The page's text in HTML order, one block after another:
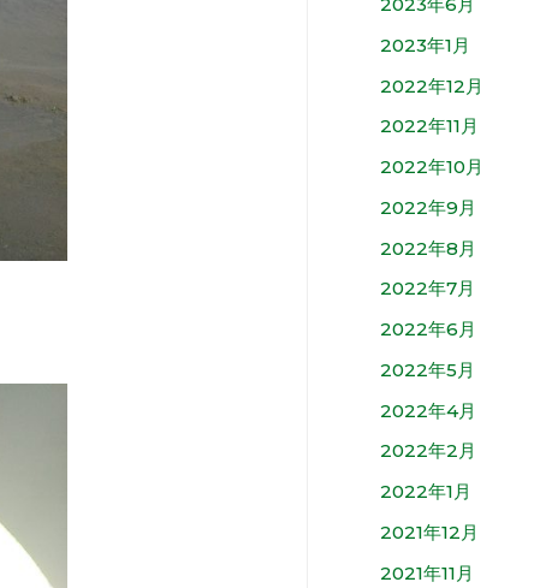
2023年1月
2022年12月
2022年11月
2022年10月
2022年9月
2022年8月
2022年7月
2022年6月
2022年5月
2022年4月
2022年2月
2022年1月
2021年12月
2021年11月